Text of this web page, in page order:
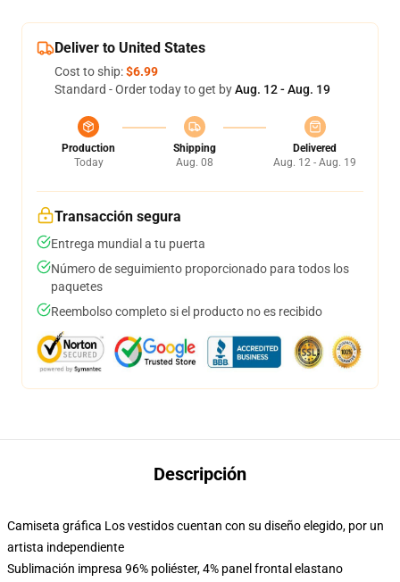
Deliver to United States
Cost to ship:$6.99
Standard - Order today to get byAug. 12 - Aug. 19
Production
Today
Shipping
Aug. 08
Delivered
Aug. 12 - Aug. 19
Transacción segura
Entrega mundial a tu puerta
Número de seguimiento proporcionado para todos los
paquetes
Reembolso completo si el producto no es recibido
Descripción
Camiseta gráfica Los vestidos cuentan con su diseño elegido, por un
artista independiente
Sublimación impresa 96% poliéster, 4% panel frontal elastano